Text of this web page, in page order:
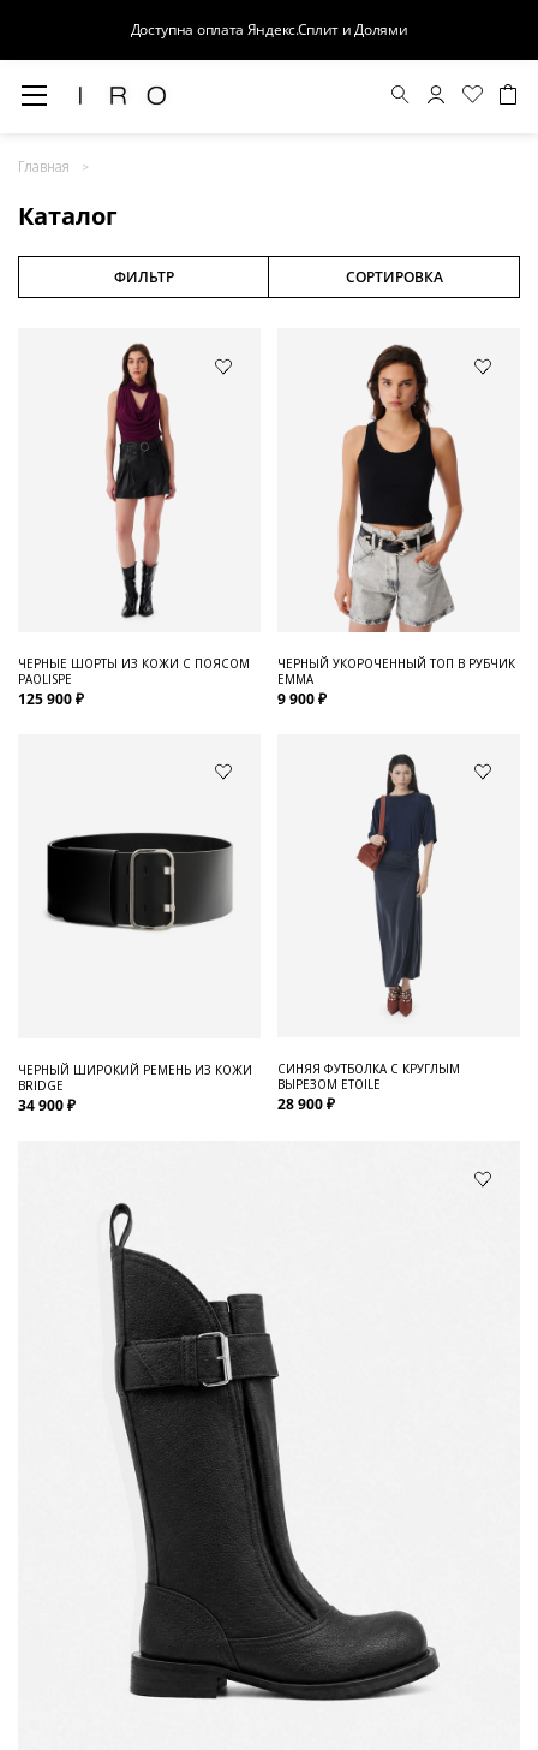
Доступна оплата Яндекс.Сплит и Долями
Главная
Каталог
Обувь и Аксессуары
Распродажа
Сумки и аксессуары
ФИЛЬТР СОРТИРОВКА
ЧЕРНЫЕ ШОРТЫ ИЗ КОЖИ С ПОЯСОМ
PAOLISPE
125 900 ₽
ЧЕРНЫЙ УКОРОЧЕННЫЙ ТОП В РУБЧИК
EMMA
9 900 ₽
ЧЕРНЫЙ ШИРОКИЙ РЕМЕНЬ ИЗ КОЖИ
BRIDGE
34 900 ₽
СИНЯЯ ФУТБОЛКА С КРУГЛЫМ
ВЫРЕЗОМ ETOILE
28 900 ₽